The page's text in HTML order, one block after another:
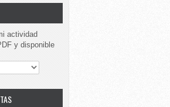
actividad
y disponible